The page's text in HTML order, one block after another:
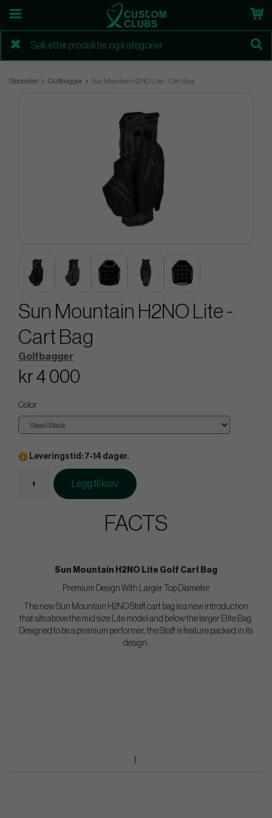
Startsiden Golfbagger Sun Mountain H2NO Lite - Cart Bag
Sun Mountain H2NO Lite -
Cart Bag
Golfbagger
kr 4 000
Color
Leveringstid: 7-14 dager.
Legg til kurv
FACTS
Sun Mountain H2NO Lite Golf Cart Bag
Premium Design With Larger Top Diameter
The new Sun Mountain H2NO Staff cart bag is a new introduction
that sits above the mid size Lite model and below the larger Elite Bag.
Designed to be a premium performer, the Staff is feature packed in its
design.